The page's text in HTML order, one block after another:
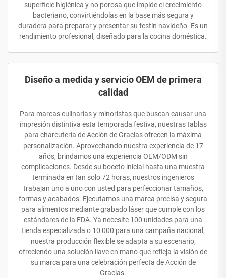
superficie higiénica y no porosa que impide el crecimiento
bacteriano, convirtiéndolas en la base más segura y
duradera para preparar y presentar su festín navideño. Es un
rendimiento profesional, diseñado para la cocina doméstica.
Diseño a medida y servicio OEM de primera
calidad
Para marcas culinarias y minoristas que buscan causar una
impresión distintiva esta temporada festiva, nuestras tablas
para charcutería de Acción de Gracias ofrecen la máxima
personalización. Aprovechando nuestra experiencia de 17
años, brindamos una experiencia OEM/ODM sin
complicaciones. Desde su boceto inicial hasta una muestra
terminada en tan solo 72 horas, nuestros ingenieros
trabajan uno a uno con usted para perfeccionar tamaños,
formas y acabados. Ejecutamos una marca precisa y segura
para alimentos mediante grabado láser que cumple con los
estándares de la FDA. Ya necesite 100 unidades para una
tienda especializada o 10 000 para una campaña nacional,
nuestra producción flexible se adapta a su escenario,
ofreciendo una solución llave en mano que refleja la visión de
su marca para una celebración perfecta de Acción de
Gracias.